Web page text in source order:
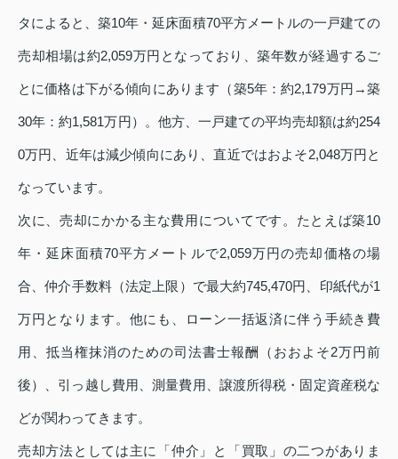
タによると、築10年・延床面積70平方メートルの一戸建ての
売却相場は約2,059万円となっており、築年数が経過するご
とに価格は下がる傾向にあります（築5年：約2,179万円→築
30年：約1,581万円）。他方、一戸建ての平均売却額は約254
0万円、近年は減少傾向にあり、直近ではおよそ2,048万円と
なっています。
次に、売却にかかる主な費用についてです。たとえば築10
年・延床面積70平方メートルで2,059万円の売却価格の場
合、仲介手数料（法定上限）で最大約745,470円、印紙代が1
万円となります。他にも、ローン一括返済に伴う手続き費
用、抵当権抹消のための司法書士報酬（おおよそ2万円前
後）、引っ越し費用、測量費用、譲渡所得税・固定資産税な
どが関わってきます。
売却方法としては主に「仲介」と「買取」の二つがありま